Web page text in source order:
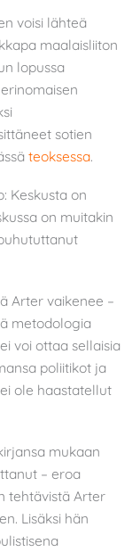
voisi lähteä
maalaisliiton
lopussa
sotien
teoksessa.
Keskusta on
on muitakin
Arter vaikenee –
metodologia
voi ottaa sellaisia
poliitikot ja
ole haastatellut
mukaan
– eroa
tehtävistä Arter
Lisäksi hän